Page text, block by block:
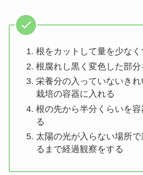
根をカットして量を少なく
根腐れし黒く変色した部
栄養分の入っていないき
栽培の容器に入れる
根の先から半分くらいを
る
太陽の光が入らない場所
るまで経過観察をする